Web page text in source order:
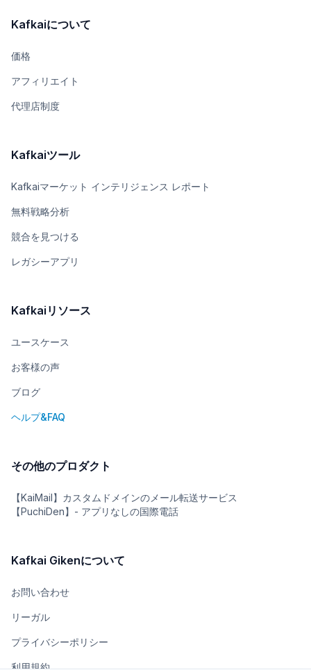
Kafkaiについて
価格
アフィリエイト
代理店制度
Kafkaiツール
Kafkaiマーケット インテリジェンス レポート
無料戦略分析
競合を見つける
レガシーアプリ
Kafkaiリソース
ユースケース
お客様の声
ブログ
ヘルプ&FAQ
その他のプロダクト
【KaiMail】カスタムドメインのメール転送サービス
【PuchiDen】- アプリなしの国際電話
Kafkai Gikenについて
お問い合わせ
リーガル
プライバシーポリシー
利用規約